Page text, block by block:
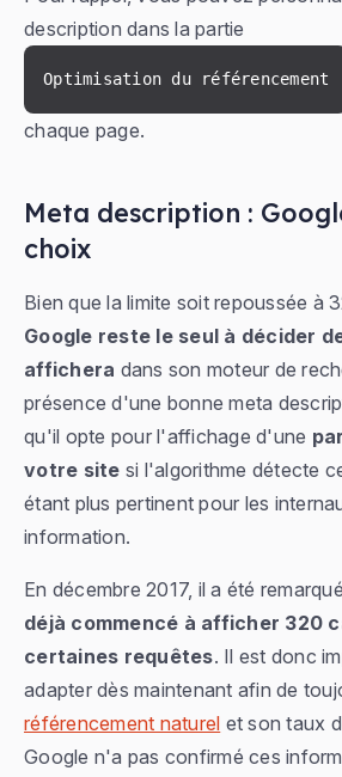
description dans la partie
Optimisation du référencement
chaque page.
Meta description :
choix
Bien que la limite soit repoussée à
Google reste le seul à décider
affichera dans son moteur de
présence d'une bonne meta
qu'il opte pour l'affichage d'une
votre site si l'algorithme détecte
étant plus pertinent pour les
information.
En décembre 2017, il a été
déjà commencé à afficher 320
certaines requêtes. Il est donc
adapter dès maintenant afin de
référencement naturel et son taux
Google n'a pas confirmé ces